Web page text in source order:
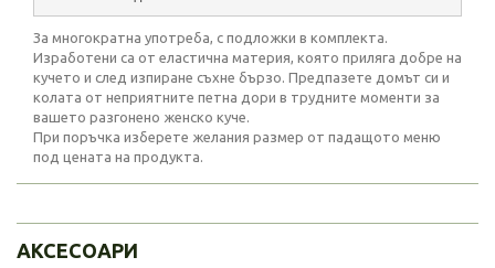
За многократна употреба, с подложки в комплекта.
Изработени са от еластична материя, която приляга добре на
кучето и след изпиране съхне бързо. Предпазете домът си и
колата от неприятните петна дори в трудните моменти за
вашето разгонено женско куче.
При поръчка изберете желания размер от падащото меню
под цената на продукта.
АКСЕСОАРИ